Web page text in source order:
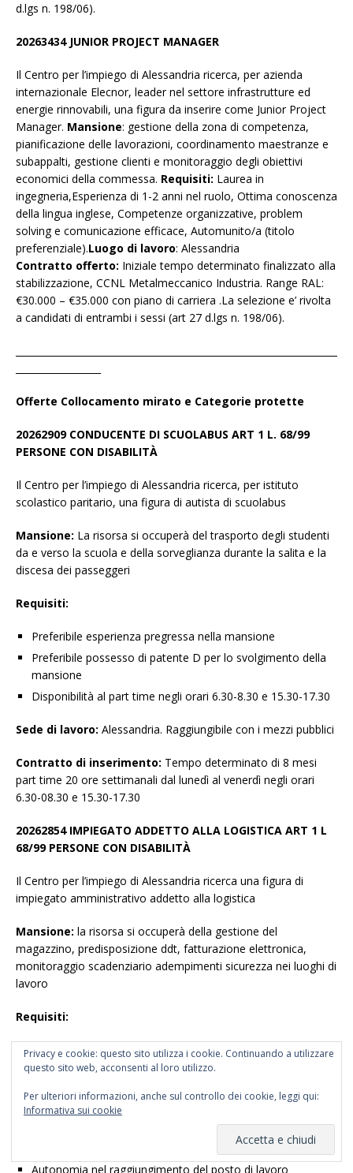
d.lgs n. 198/06).
20263434 JUNIOR PROJECT MANAGER
Il Centro per l’impiego di Alessandria ricerca, per azienda
internazionale Elecnor, leader nel settore infrastrutture ed
energie rinnovabili, una figura da inserire come Junior Project
Manager. Mansione: gestione della zona di competenza,
pianificazione delle lavorazioni, coordinamento maestranze e
subappalti, gestione clienti e monitoraggio degli obiettivi
economici della commessa. Requisiti: Laurea in
ingegneria,Esperienza di 1-2 anni nel ruolo, Ottima conoscenza
della lingua inglese, Competenze organizzative, problem
solving e comunicazione efficace, Automunito/a (titolo
preferenziale).Luogo di lavoro: Alessandria
Contratto offerto: Iniziale tempo determinato finalizzato alla
stabilizzazione, CCNL Metalmeccanico Industria. Range RAL:
€30.000 – €35.000 con piano di carriera .La selezione e’ rivolta
a candidati di entrambi i sessi (art 27 d.lgs n. 198/06).
Offerte Collocamento mirato e Categorie protette
20262909 CONDUCENTE DI SCUOLABUS ART 1 L. 68/99
PERSONE CON DISABILITÀ
Il Centro per l’impiego di Alessandria ricerca, per istituto
scolastico paritario, una figura di autista di scuolabus
Mansione: La risorsa si occuperà del trasporto degli studenti
da e verso la scuola e della sorveglianza durante la salita e la
discesa dei passeggeri
Requisiti:
Preferibile esperienza pregressa nella mansione
Preferibile possesso di patente D per lo svolgimento della
mansione
Disponibilità al part time negli orari 6.30-8.30 e 15.30-17.30
Sede di lavoro: Alessandria. Raggiungibile con i mezzi pubblici
Contratto di inserimento: Tempo determinato di 8 mesi
part time 20 ore settimanali dal lunedì al venerdì negli orari
6.30-08.30 e 15.30-17.30
20262854 IMPIEGATO ADDETTO ALLA LOGISTICA ART 1 L
68/99 PERSONE CON DISABILITÀ
Il Centro per l’impiego di Alessandria ricerca una figura di
impiegato amministrativo addetto alla logistica
Mansione: la risorsa si occuperà della gestione del
magazzino, predisposizione ddt, fatturazione elettronica,
monitoraggio scadenziario adempimenti sicurezza nei luoghi di
lavoro
Requisiti:
Diploma di scuola secondaria superiore (preferibilmente
ragioneria)
Preferibile esperienza pregressa nella mansione
Capacità di svolgere la mansione in modalità mista seduta
Autonomia nel raggiungimento del posto di lavoro
Privacy e cookie: questo sito utilizza i cookie. Continuando a utilizzare
questo sito web, acconsenti al loro utilizzo.
Per ulteriori informazioni, anche sul controllo dei cookie, leggi qui:
Informativa sui cookie